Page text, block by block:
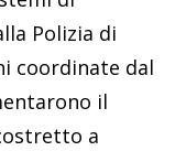
Polizia di
coordinate dal
il
a